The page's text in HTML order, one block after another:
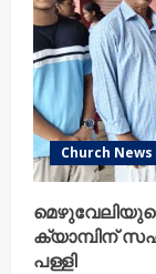
Church News
ക്യാമ്പിന്
പള്ളി